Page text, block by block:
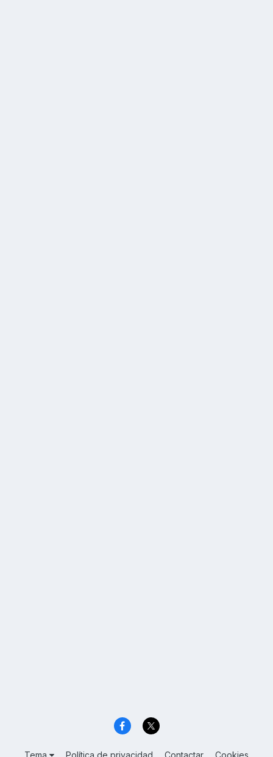
Tema Política de privacidad Contactar Cookies